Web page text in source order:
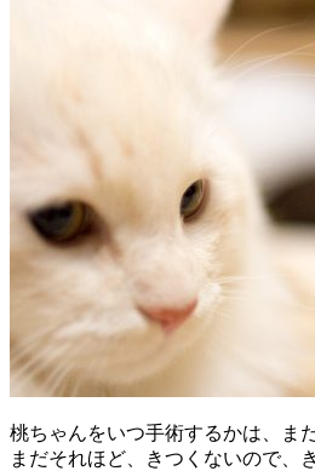
桃ちゃんをいつ手術するかは、ま
まだそれほど、きつくないので、